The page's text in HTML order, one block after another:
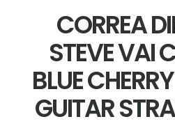
CORREA
STEVE VAI
BLUE
GUITAR